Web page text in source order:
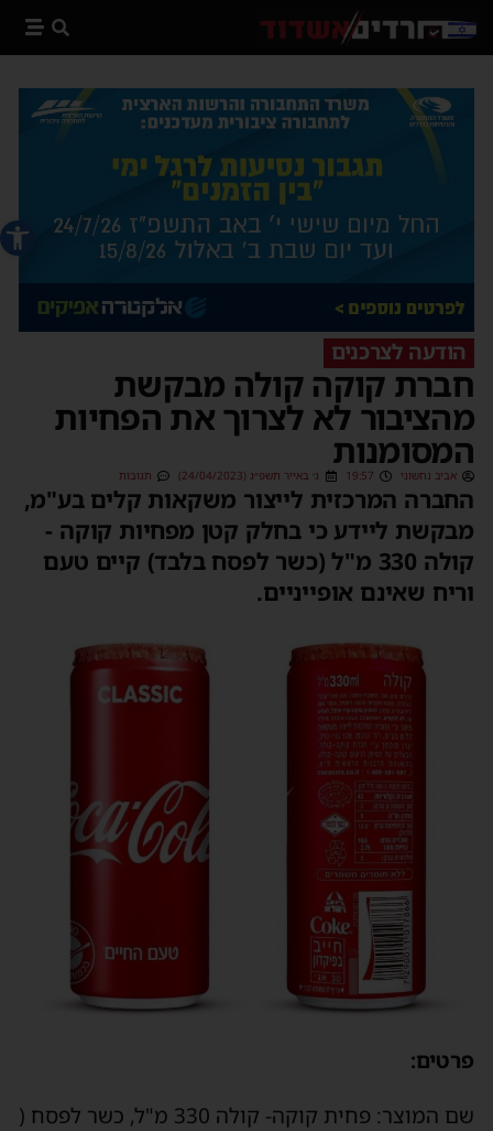
פתח
הודעה לצרכנים
חברת קוקה קולה מבקשת
מהציבור לא לצרוך את הפחיות
המסומנות
אביב נחשוני 19:57 ג׳ באייר תשפ״ג (24/04/2023) תגובות
החברה המרכזית לייצור משקאות קלים בע"מ,
מבקשת ליידע כי בחלק קטן מפחיות קוקה -
קולה 330 מ"ל (כשר לפסח בלבד) קיים טעם
וריח שאינם אופייניים.
פרטים:
שם המוצר: פחית קוקה- קולה 330 מ"ל, כשר לפסח (